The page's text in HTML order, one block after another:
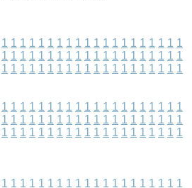
1 1 1 1 1 1 1 1 1 1 1 1 1 1 1 1 1 1 1 1
1 1 1 1 1 1 1 1 1 1 1 1 1 1 1 1 1 1 1 1
1 1 1 1 1 1 1 1 1 1 1 1 1 1 1 1 1 1 1 1
1 1 1 1 1 1 1 1 1 1 1 1 1 1 1 1 1 1 1 1
1 1 1 1 1 1 1 1 1 1 1 1 1 1 1 1 1 1 1 1
1 1 1 1 1 1 1 1 1 1 1 1 1 1 1 1 1 1 1 1
1 1 1 1 1 1 1 1 1 1 1 1 1 1 1 1 1 1 1 1